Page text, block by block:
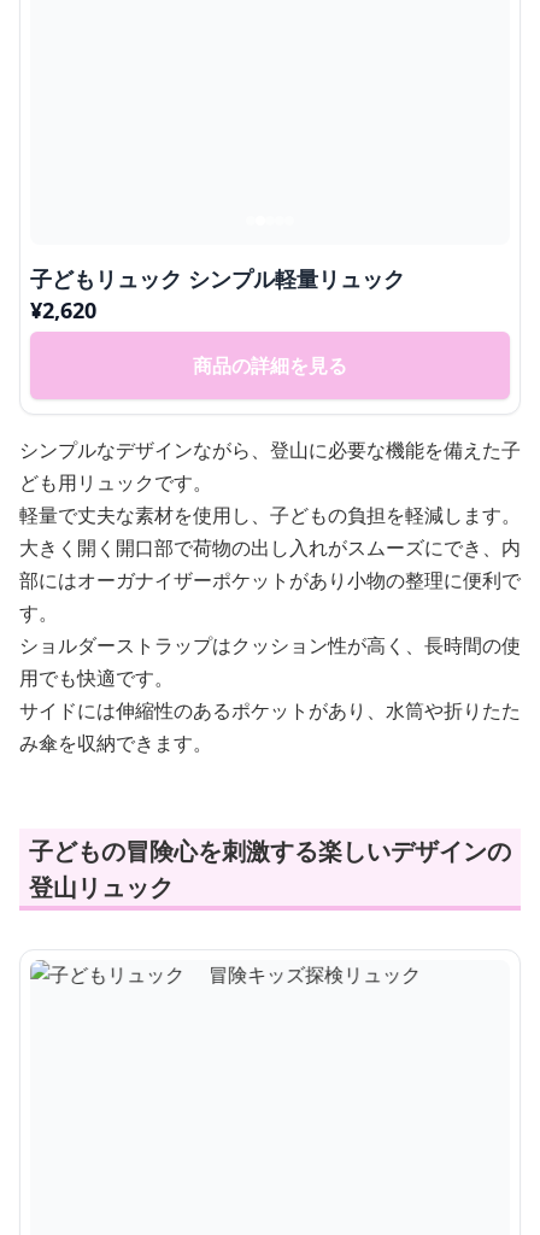
子どもリュック シンプル軽量リュック
¥2,620
商品の詳細を見る
シンプルなデザインながら、登山に必要な機能を備えた子
ども用リュックです。
軽量で丈夫な素材を使用し、子どもの負担を軽減します。
大きく開く開口部で荷物の出し入れがスムーズにでき、内
部にはオーガナイザーポケットがあり小物の整理に便利で
す。
ショルダーストラップはクッション性が高く、長時間の使
用でも快適です。
サイドには伸縮性のあるポケットがあり、水筒や折りたた
み傘を収納できます。
子どもの冒険心を刺激する楽しいデザインの
登山リュック